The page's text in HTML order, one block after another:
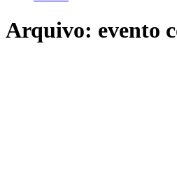
Arquivo: evento